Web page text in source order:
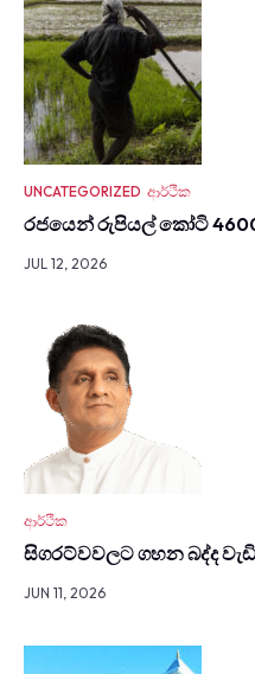
UNCATEGORIZED ආර්ථික
රජයෙන් රුපියල් කෝටි
JUL 12, 2026
ආර්ථික
සිග­රට්වවලට ගහන බද්ද
JUN 11, 2026